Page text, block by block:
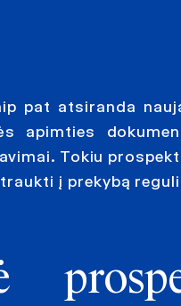
pat atsiranda
apimties
Tokiu
į prekybą